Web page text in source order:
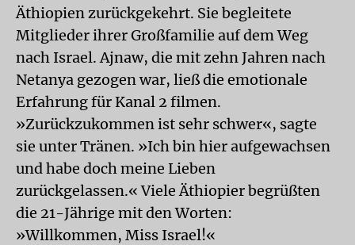
Äthiopien zurückgekehrt. Sie begleitete
Mitglieder ihrer Großfamilie auf dem Weg
nach Israel. Ajnaw, die mit zehn Jahren nach
Netanya gezogen war, ließ die emotionale
Erfahrung für Kanal 2 filmen.
»Zurückzukommen ist sehr schwer«, sagte
sie unter Tränen. »Ich bin hier aufgewachsen
und habe doch meine Lieben
zurückgelassen.« Viele Äthiopier begrüßten
die 21-Jährige mit den Worten:
»Willkommen, Miss Israel!«